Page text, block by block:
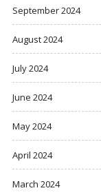
September 2024
August 2024
July 2024
June 2024
May 2024
April 2024
March 2024